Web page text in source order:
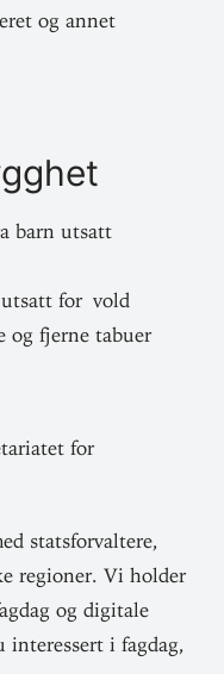
og annet
barn utsatt
for vold
og fjerne tabuer
for
stats­for­valtere,
regioner. Vi holder
og digitale
inter­essert i fagdag,